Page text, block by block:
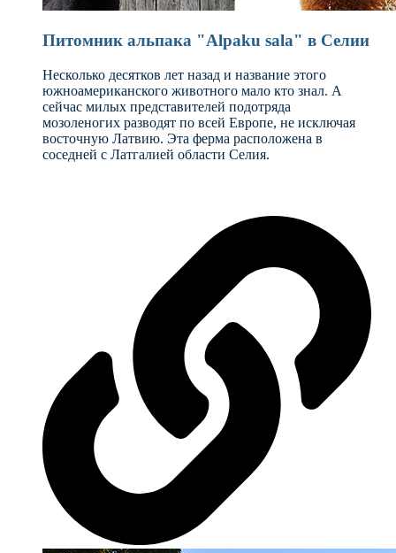
Питомник альпака "Alpaku sala" в Селии
Несколько десятков лет назад и название этого
южноамериканского животного мало кто знал. А
сейчас милых представителей подотряда
мозоленогих разводят по всей Европе, не исключая
восточную Латвию. Эта ферма расположена в
соседней с Латгалией области Селия.